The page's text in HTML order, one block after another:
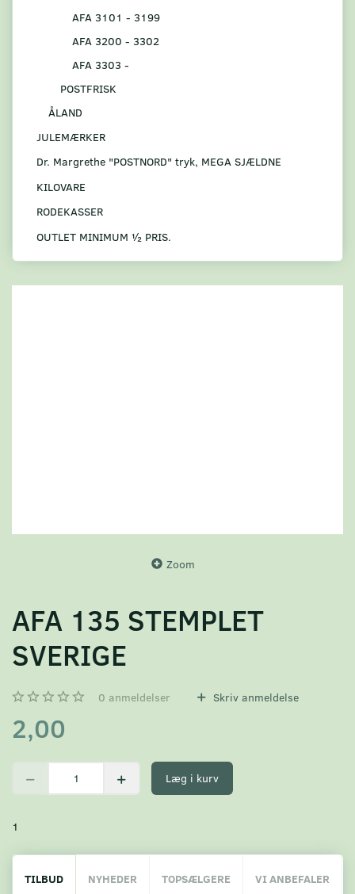
AFA 3101 - 3199
AFA 3200 - 3302
AFA 3303 -
POSTFRISK
ÅLAND
JULEMÆRKER
Dr. Margrethe "POSTNORD" tryk, MEGA SJÆLDNE
KILOVARE
RODEKASSER
OUTLET MINIMUM ½ PRIS.
Zoom
AFA 135 STEMPLET
SVERIGE
0 anmeldelser Skriv anmeldelse
2,00
Læg i kurv
1
TILBUD NYHEDER TOPSÆLGERE VI ANBEFALER